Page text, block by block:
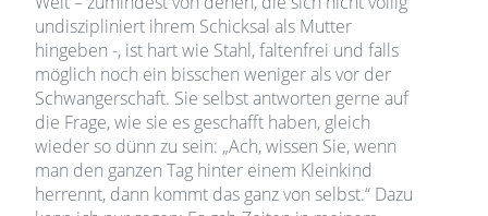
undiszipliniert ihrem Schicksal als Mutter
hingeben -, ist hart wie Stahl, faltenfrei und falls
möglich noch ein bisschen weniger als vor der
Schwangerschaft. Sie selbst antworten gerne auf
die Frage, wie sie es geschafft haben, gleich
wieder so dünn zu sein: „Ach, wissen Sie, wenn
man den ganzen Tag hinter einem Kleinkind
herrennt, dann kommt das ganz von selbst.“ Dazu